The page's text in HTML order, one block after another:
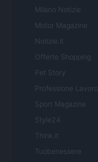
Milano Notizie
Motor Magazine
Notizie.it
Offerte Shopping
Pet Story
Professione Lavoro
Sport Magazine
Style24
Think.it
Tuobenessere